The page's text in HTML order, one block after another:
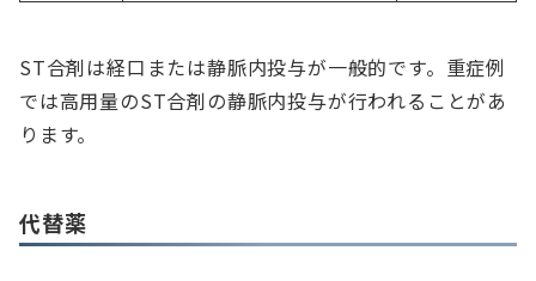
ST合剤は経口または静脈内投与が一般的です。重症例
では高用量のST合剤の静脈内投与が行われることがあ
ります。
代替薬